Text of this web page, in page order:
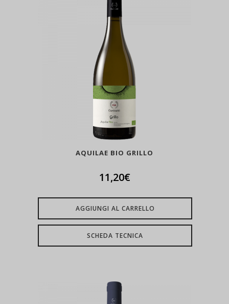
AQUILAE BIO GRILLO
11,20€
AGGIUNGI AL CARRELLO
SCHEDA TECNICA